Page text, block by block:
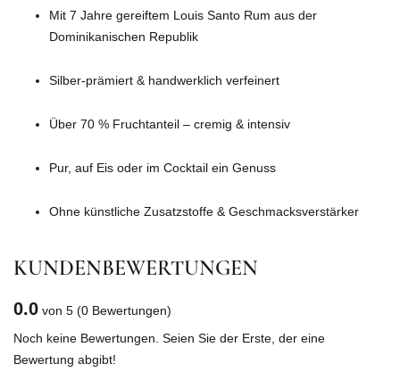
Mit 7 Jahre gereiftem Louis Santo Rum aus der
Dominikanischen Republik
Silber-prämiert & handwerklich verfeinert
Über 70 % Fruchtanteil – cremig & intensiv
Pur, auf Eis oder im Cocktail ein Genuss
Ohne künstliche Zusatzstoffe & Geschmacksverstärker
KUNDENBEWERTUNGEN
0.0 von 5 (0 Bewertungen)
Noch keine Bewertungen. Seien Sie der Erste, der eine
Bewertung abgibt!